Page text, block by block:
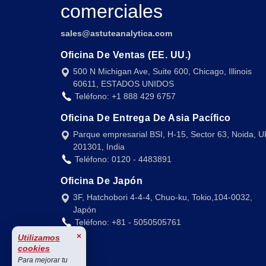
comerciales
sales@astuteanalytica.com
Oficina De Ventas (EE. UU.)
500 N Michigan Ave, Suite 600, Chicago, Illinois
60611, ESTADOS UNIDOS
Teléfono: +1 888 429 6757
Oficina De Entrega De Asia Pacífico
Parque empresarial BSI, H-15, Sector 63, Noida,
201301, India
Teléfono: 0120 - 4483891
Oficina De Japón
3F, Hatchobori 4-4-4, Chuo-ku, Tokio,104-0032,
Japón
Teléfono: +81 - 5050505761
Utilizamos
cookies
×
Para mejorar tu